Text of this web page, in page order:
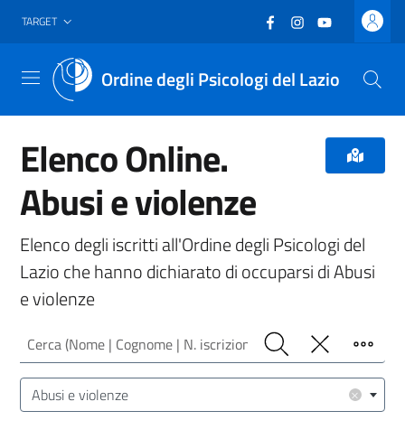
Vai al header
Vai al contenuto principale
Vai al footer
TARGET Facebook
(nuova scheda -
Instagram
(nuova scheda
YouTube
(nuova
Ordine degli Psicologi del Lazio
Menu
Elenco Online.
Abusi e violenze
Elenco degli iscritti all'Ordine degli Psicologi del
Lazio che hanno dichiarato di occuparsi di Abusi
e violenze
Cerca (Nome | Cognome | N. iscrizione)
Cerca PulisciFiltro
Area/Target (Area Intervento | Target Utenza)
×
Abusi e violenze